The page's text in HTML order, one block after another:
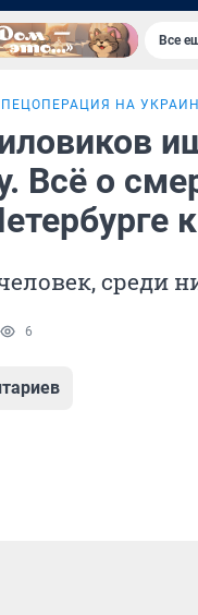
Все
НА
Всё о
среди
6